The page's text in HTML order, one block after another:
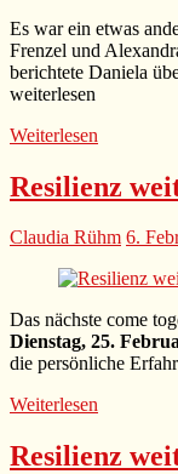
Es war ein etwas
Frenzel und
berichtete Daniela
weiterlesen
Weiterlesen
Resilienz
Claudia Rühm 6.
Das nächste come
Dienstag, 25.
die persönliche
Weiterlesen
Resilienz